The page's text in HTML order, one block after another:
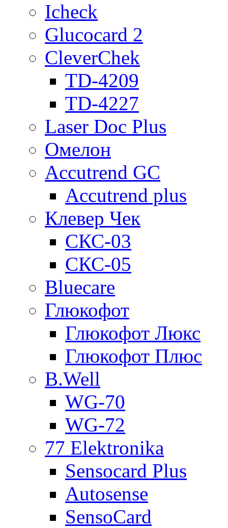
Icheck
Glucocard 2
CleverChek
TD-4209
TD-4227
Laser Doc Plus
Омелон
Accutrend GC
Accutrend plus
Клевер Чек
СКС-03
СКС-05
Bluecare
Глюкофот
Глюкофот Люкс
Глюкофот Плюс
B.Well
WG-70
WG-72
77 Elektronika
Sensocard Plus
Autosense
SensoCard